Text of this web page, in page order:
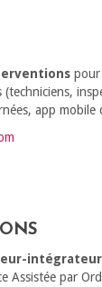
pour
(techniciens,
app mobile
intégrateur
Assistée par